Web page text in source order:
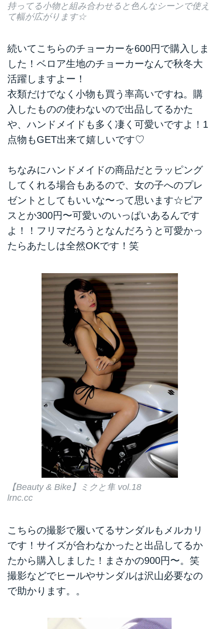
持ってる小物と組み合わせると色んなシーンで使え
て幅が広がります☆
続いてこちらのチョーカーを600円で購入しま
した！ベロア生地のチョーカーなんで秋冬大
活躍しますよー！
衣類だけでなく小物も買う率高いですね。購
入したものの使わないので出品してるかた
や、ハンドメイドも多く凄く可愛いですよ！1
点物もGET出来て嬉しいです♡
ちなみにハンドメイドの商品だとラッピング
してくれる場合もあるので、女の子へのプレ
ゼントとしてもいいな〜って思います☆ピア
スとか300円〜可愛いのいっぱいあるんです
よ！！フリマだろうとなんだろうと可愛かっ
たらあたしは全然OKです！笑
【Beauty & Bike】ミクと隼 vol.18
lrnc.cc
こちらの撮影で履いてるサンダルもメルカリ
です！サイズが合わなかったと出品してるか
たから購入しました！まさかの900円〜。笑
撮影などでヒールやサンダルは沢山必要なの
で助かります。。